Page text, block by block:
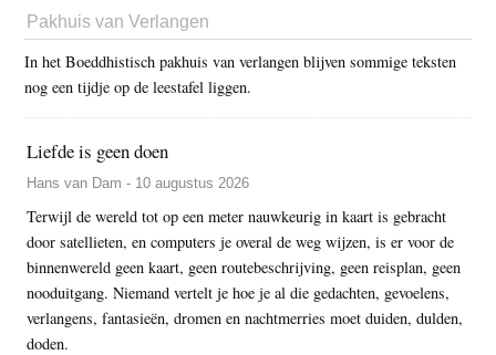
Pakhuis van Verlangen
In het Boeddhistisch pakhuis van verlangen blijven sommige teksten
nog een tijdje op de leestafel liggen.
Liefde is geen doen
Hans van Dam - 10 augustus 2026
Terwijl de wereld tot op een meter nauwkeurig in kaart is gebracht
door satellieten, en computers je overal de weg wijzen, is er voor de
binnenwereld geen kaart, geen routebeschrijving, geen reisplan, geen
nooduitgang. Niemand vertelt je hoe je al die gedachten, gevoelens,
verlangens, fantasieën, dromen en nachtmerries moet duiden, dulden,
doden.